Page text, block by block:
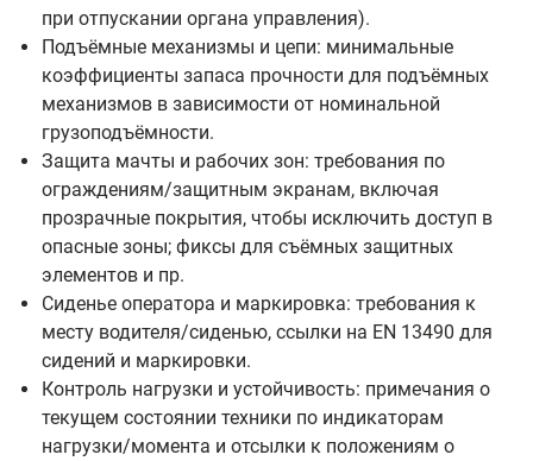
при отпускании органа управления).
Подъёмные механизмы и цепи: минимальные
коэффициенты запаса прочности для подъёмных
механизмов в зависимости от номинальной
грузоподъёмности.
Защита мачты и рабочих зон: требования по
ограждениям/защитным экранам, включая
прозрачные покрытия, чтобы исключить доступ в
опасные зоны; фиксы для съёмных защитных
элементов и пр.
Сиденье оператора и маркировка: требования к
месту водителя/сиденью, ссылки на EN 13490 для
сидений и маркировки.
Контроль нагрузки и устойчивость: примечания о
текущем состоянии техники по индикаторам
нагрузки/момента и отсылки к положениям о